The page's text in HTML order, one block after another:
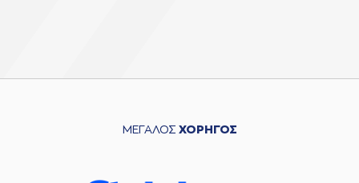
ΜΕΓΑΛΟΣ ΧΟΡΗΓΟΣ